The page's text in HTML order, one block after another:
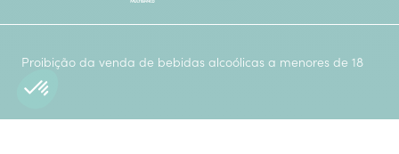
Proibição da venda de bebidas alcoólicas a menores de 18
anos.